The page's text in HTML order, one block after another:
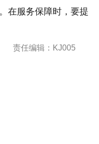
在服务保障时，要提
责任编辑：KJ005